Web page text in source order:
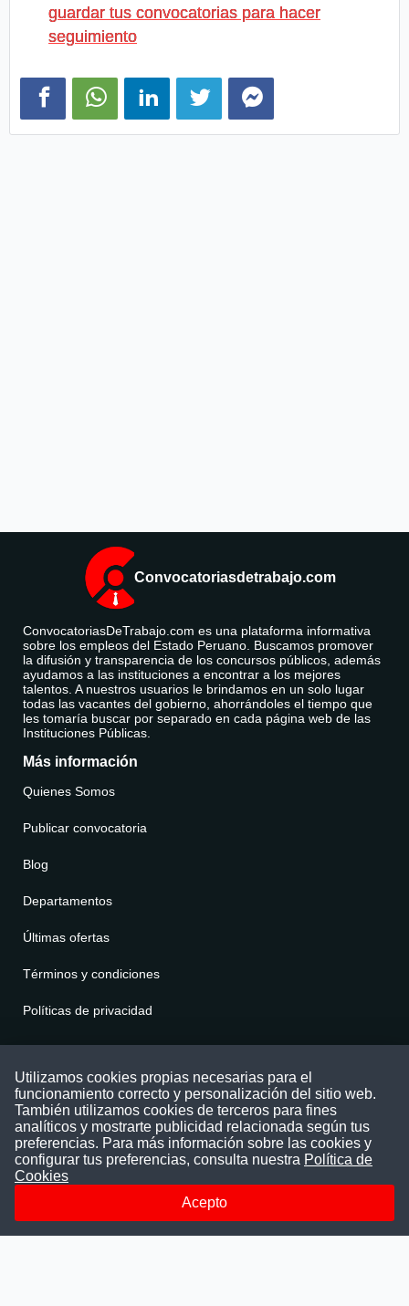
guardar tus convocatorias para hacer
seguimiento
Convocatoriasdetrabajo.com
ConvocatoriasDeTrabajo.com es una plataforma informativa
sobre los empleos del Estado Peruano. Buscamos promover
la difusión y transparencia de los concursos públicos, además
ayudamos a las instituciones a encontrar a los mejores
talentos. A nuestros usuarios le brindamos en un solo lugar
todas las vacantes del gobierno, ahorrándoles el tiempo que
les tomaría buscar por separado en cada página web de las
Instituciones Públicas.
Más información
Quienes Somos
Publicar convocatoria
Blog
Departamentos
Últimas ofertas
Términos y condiciones
Políticas de privacidad
Puede comunicarse con nosotros a través
nuestras redes sociales o del correo:
contacto@convocatoriasdetrabajo.com
Siguenos en:
Utilizamos cookies propias necesarias para el
funcionamiento correcto y personalización del sitio web.
También utilizamos cookies de terceros para fines
analíticos y mostrarte publicidad relacionada según tus
preferencias. Para más información sobre las cookies y
configurar tus preferencias, consulta nuestra Política de
Cookies
Acepto